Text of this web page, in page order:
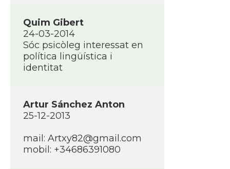
Quim Gibert
24-03-2014
Sóc psicòleg interessat en
polí­tica lingüí­stica i
identitat
Artur Sánchez Anton
25-12-2013
mail: Artxy82@gmail.com
mobil: +34686391080